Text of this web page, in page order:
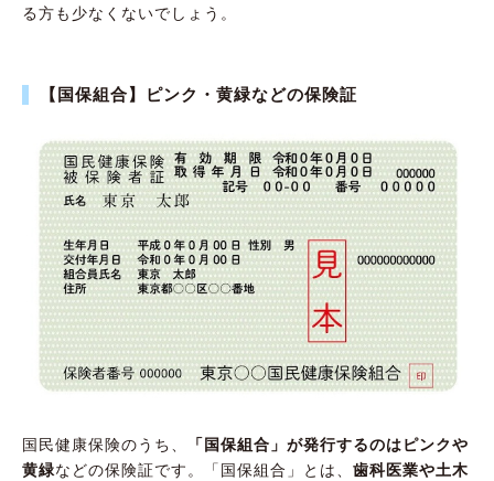
る方も少なくないでしょう。
【国保組合】ピンク・黄緑などの保険証
国民健康保険のうち、
「国保組合」が発行するのはピンクや
黄緑などの保険証です。「国保組合」とは、 歯科医業や土木